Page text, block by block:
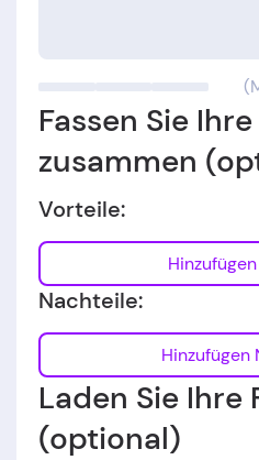
Fassen Sie
zusammen
Vorteile:
Nachteile:
Laden Sie Ihre
(optional)